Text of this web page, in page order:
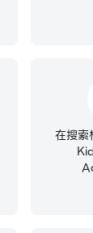
在搜索